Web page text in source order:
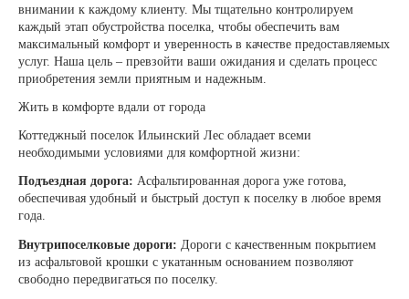
внимании к каждому клиенту. Мы тщательно контролируем
каждый этап обустройства поселка, чтобы обеспечить вам
максимальный комфорт и уверенность в качестве предоставляемых
услуг. Наша цель – превзойти ваши ожидания и сделать процесс
приобретения земли приятным и надежным.
Жить в комфорте вдали от города
Коттеджный поселок Ильинский Лес обладает всеми
необходимыми условиями для комфортной жизни:
Подъездная дорога: Асфальтированная дорога уже готова,
обеспечивая удобный и быстрый доступ к поселку в любое время
года.
Внутрипоселковые дороги: Дороги с качественным покрытием
из асфальтовой крошки с укатанным основанием позволяют
свободно передвигаться по поселку.